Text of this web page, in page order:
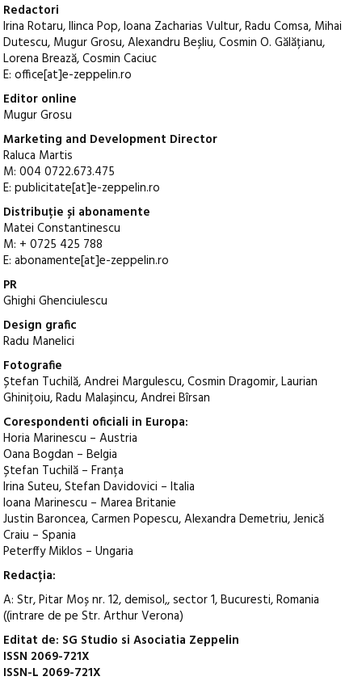
Redactori
Irina Rotaru, Ilinca Pop, Ioana Zacharias Vultur, Radu Comsa, Mihai
Dutescu, Mugur Grosu, Alexandru Beșliu, Cosmin O. Gălățianu,
Lorena Brează, Cosmin Caciuc
E: office[at]e-zeppelin.ro
Editor online
Mugur Grosu
Marketing and Development Director
Raluca Martis
M: 004 0722.673.475
E: publicitate[at]e-zeppelin.ro
Distribuție și abonamente
Matei Constantinescu
M: + 0725 425 788
E: abonamente[at]e-zeppelin.ro
PR
Ghighi Ghenciulescu
Design grafic
Radu Manelici
Fotografie
Ștefan Tuchilă, Andrei Margulescu, Cosmin Dragomir, Laurian
Ghinițoiu, Radu Malașincu, Andrei Bîrsan
Corespondenti oficiali in Europa:
Horia Marinescu – Austria
Oana Bogdan – Belgia
Ștefan Tuchilă – Franța
Irina Suteu, Stefan Davidovici – Italia
Ioana Marinescu – Marea Britanie
Justin Baroncea, Carmen Popescu, Alexandra Demetriu, Jenică
Craiu – Spania
Peterffy Miklos – Ungaria
Redacția:
A: Str, Pitar Moș nr. 12, demisol,, sector 1, Bucuresti, Romania
((intrare de pe Str. Arthur Verona)
Editat de: SG Studio si Asociatia Zeppelin
ISSN 2069-721X
ISSN-L 2069-721X